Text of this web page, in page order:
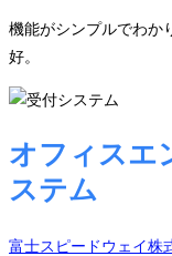
機能がシンプルでわか
好。
オフィスエ
ステム
富士スピードウェイ株